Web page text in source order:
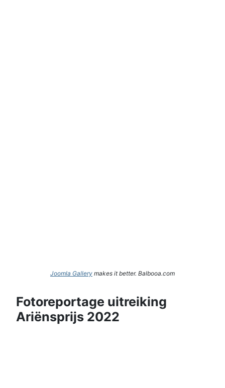
Joomla Gallery makes it better. Balbooa.com
Fotoreportage uitreiking
Ariënsprijs 2022